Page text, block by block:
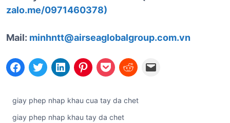
zalo.me/0971460378)
Mail: minhntt@airseaglobalgroup.com.vn
giay phep nhap khau cua tay da chet
giay phep nhap khau tay da chet